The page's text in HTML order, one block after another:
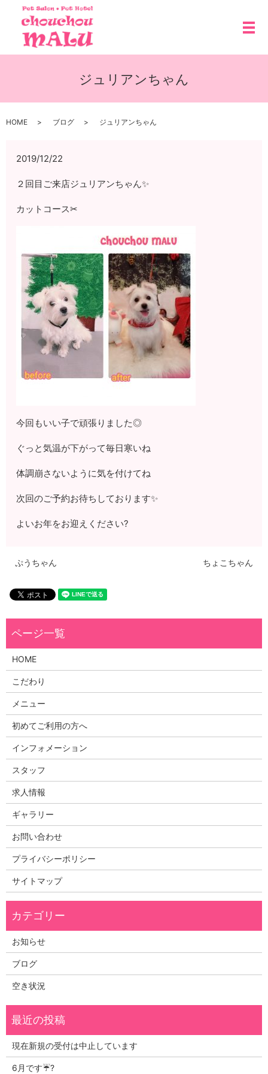
メ
ジュリアンちゃん
HOME ブログ ジュリアンちゃん
2019/12/22
２回目ご来店ジュリアンちゃん✨
カットコース✂
今回もいい子で頑張りました◎
ぐっと気温が下がって毎日寒いね
体調崩さないように気を付けてね
次回のご予約お待ちしております✨
よいお年をお迎えください?
ぷうちゃん ちょこちゃん
HOME
こだわり
メニュー
初めてご利用の方へ
インフォメーション
スタッフ
求人情報
ギャラリー
お問い合わせ
プライバシーポリシー
サイトマップ
お知らせ
ブログ
空き状況
現在新規の受付は中止しています
6月です☔?